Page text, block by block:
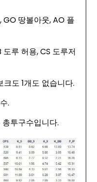
GO 땅볼아웃, AO 플
루 허용, CS 도루저
도 1개도 없습니다.
.
투구수입니다.